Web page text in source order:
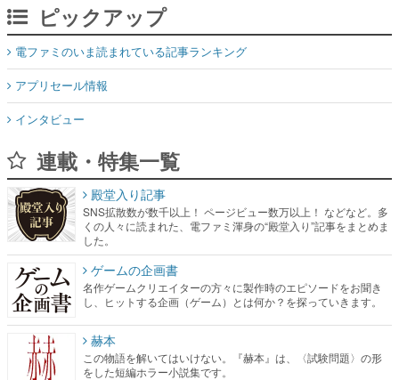
ピックアップ
電ファミのいま読まれている記事ランキング
アプリセール情報
インタビュー
連載・特集一覧
殿堂入り記事
SNS拡散数が数千以上！ ページビュー数万以上！ などなど。多
くの人々に読まれた、電ファミ渾身の“殿堂入り”記事をまとめま
した。
ゲームの企画書
名作ゲームクリエイターの方々に製作時のエピソードをお聞き
し、ヒットする企画（ゲーム）とは何か？を探っていきます。
赫本
この物語を解いてはいけない。『赫本』は、〈試験問題〉の形
をした短編ホラー小説集です。